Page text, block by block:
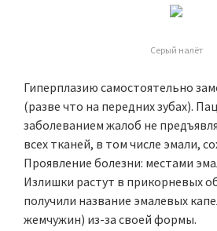
Серый налёт
Гиперплазию самостоятельно
(разве что на передних зубах).
заболеванием жалоб не
всех тканей, в том числе эмали,
Проявление болезни: местами
Излишки растут в прикорневых
получили название эмалевых
жемчужин) из-за своей формы.